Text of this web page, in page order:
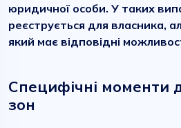
юридичної особи. У таких
реєструється для власника,
який має відповідні
Специфічні моменти
зон